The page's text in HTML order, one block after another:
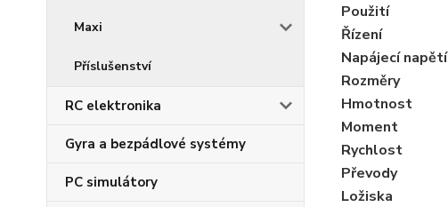
Maxi
Příslušenství
RC elektronika
Gyra a bezpádlové systémy
PC simulátory
Použití
Řízení
Napájecí napětí
Rozměry
Hmotnost
Moment
Rychlost
Převody
Ložiska